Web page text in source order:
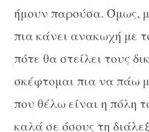
ήμουν παρούσα. Όμως,
πια κάνει ανακωχή με
πότε θα στείλει τους
σκέφτομαι πια να πάω
που θέλω είναι η πόλη
καλά σε όσους τη